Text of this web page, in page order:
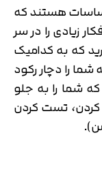
هستند که
زیادی را در سر
که به کدامیک
شما را دچار رکود
شما را به جلو
تست کردن